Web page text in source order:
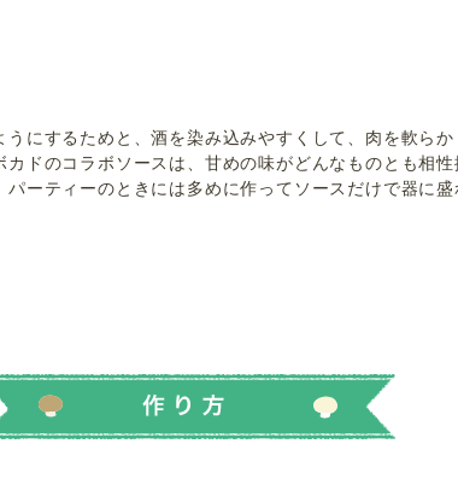
にするためと、酒を染み込みやすくして、肉を軟ら
ドのコラボソースは、甘めの味がどんなものとも相
ーティーのときには多めに作ってソースだけで器に